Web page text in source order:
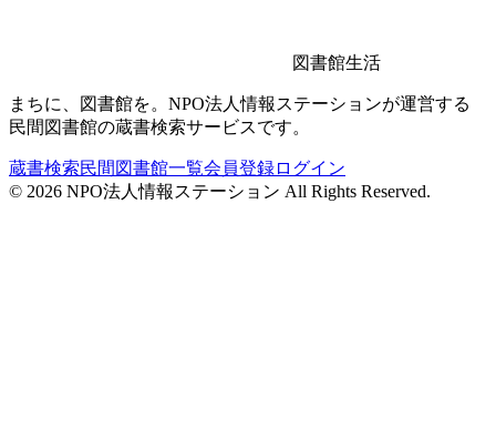
図書館生活
まちに、図書館を。NPO法人情報ステーションが運営する
民間図書館の蔵書検索サービスです。
蔵書検索民間図書館一覧会員登録ログイン
© 2026 NPO法人情報ステーション All Rights Reserved.